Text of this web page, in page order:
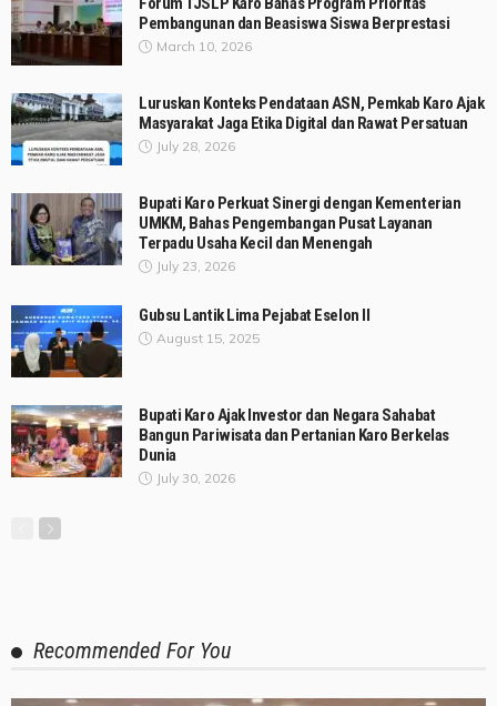
Pembangunan dan Beasiswa Siswa Berprestasi
March 10, 2026
Luruskan Konteks Pendataan ASN, Pemkab Karo Ajak
Masyarakat Jaga Etika Digital dan Rawat Persatuan
July 28, 2026
Bupati Karo Perkuat Sinergi dengan Kementerian
UMKM, Bahas Pengembangan Pusat Layanan
Terpadu Usaha Kecil dan Menengah
July 23, 2026
Gubsu Lantik Lima Pejabat Eselon II
August 15, 2025
Bupati Karo Ajak Investor dan Negara Sahabat
Bangun Pariwisata dan Pertanian Karo Berkelas
Dunia
July 30, 2026
Recommended For You